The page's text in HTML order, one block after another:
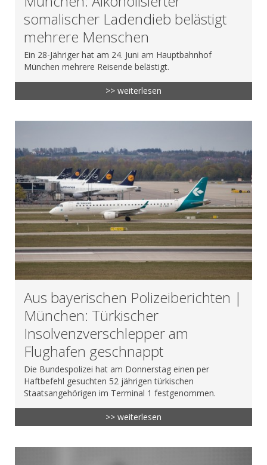
somalischer Ladendieb belästigt
mehrere Menschen
Ein 28-Jähriger hat am 24. Juni am Hauptbahnhof
München mehrere Reisende belästigt.
>> weiterlesen
Aus bayerischen Polizeiberichten |
München: Türkischer
Insolvenzverschlepper am
Flughafen geschnappt
Die Bundespolizei hat am Donnerstag einen per
Haftbefehl gesuchten 52 jährigen türkischen
Staatsangehörigen im Terminal 1 festgenommen.
>> weiterlesen